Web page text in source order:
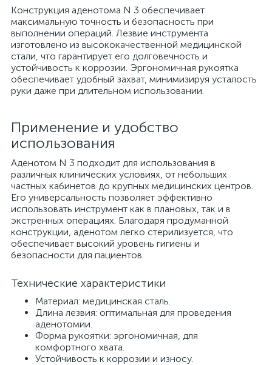
Конструкция аденотома N 3 обеспечивает
максимальную точность и безопасность при
выполнении операций. Лезвие инструмента
изготовлено из высококачественной медицинской
стали, что гарантирует его долговечность и
устойчивость к коррозии. Эргономичная рукоятка
обеспечивает удобный захват, минимизируя усталость
руки даже при длительном использовании.
Применение и удобство
использования
Аденотом N 3 подходит для использования в
различных клинических условиях, от небольших
частных кабинетов до крупных медицинских центров.
Его универсальность позволяет эффективно
использовать инструмент как в плановых, так и в
экстренных операциях. Благодаря продуманной
конструкции, аденотом легко стерилизуется, что
обеспечивает высокий уровень гигиены и
безопасности для пациентов.
Технические характеристики
Материал: медицинская сталь.
Длина лезвия: оптимальная для проведения
аденотомии.
Форма рукоятки: эргономичная, для
комфортного хвата.
Устойчивость к коррозии и износу.